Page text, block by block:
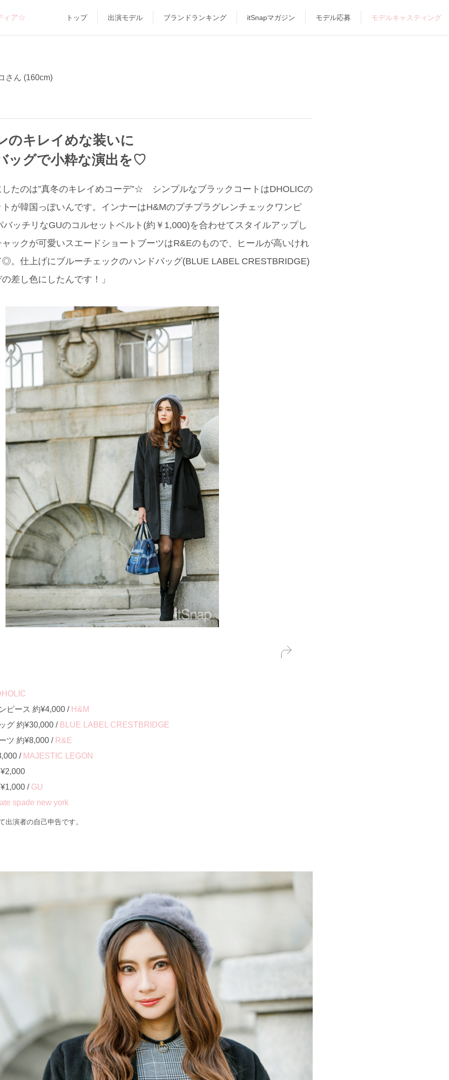
ィア☆ トップ 出演モデル ブランドランキング itSnapマガジン モデル応募 モデルキャスティング
さん (160cm)
のキレイめな装いに
ッグで小粋な演出を♡
たのは”真冬のキレイめコーデ”☆ シンプルなブラックコートはDHOLICの
が韓国っぽいんです。インナーはH&Mのプチプラグレンチェックワンピ
ッチリなGUのコルセットベルト(約￥1,000)を合わせてスタイルアップし
ックが可愛いスエードショートブーツはR&Eのもので、ヒールが高いけれ
。仕上げにブルーチェックのハンドバッグ(BLUE LABEL CRESTBRIDGE)
差し色にしたんです！」
ピース 約¥4,000 / H&M
グ 約¥30,000 / BLUE LABEL CRESTBRIDGE
ツ 約¥8,000 / R&E
/ MAJESTIC LEGON
/ GU
spade new york
演者の自己申告です。